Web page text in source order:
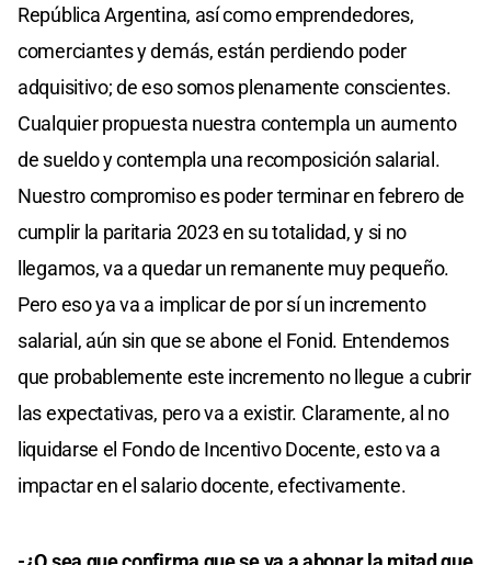
República Argentina, así como emprendedores,
comerciantes y demás, están perdiendo poder
adquisitivo; de eso somos plenamente conscientes.
Cualquier propuesta nuestra contempla un aumento
de sueldo y contempla una recomposición salarial.
Nuestro compromiso es poder terminar en febrero de
cumplir la paritaria 2023 en su totalidad, y si no
llegamos, va a quedar un remanente muy pequeño.
Pero eso ya va a implicar de por sí un incremento
salarial, aún sin que se abone el Fonid. Entendemos
que probablemente este incremento no llegue a cubrir
las expectativas, pero va a existir. Claramente, al no
liquidarse el Fondo de Incentivo Docente, esto va a
impactar en el salario docente, efectivamente.